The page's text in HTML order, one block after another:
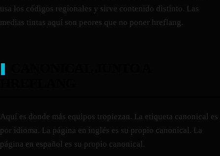
usa los códigos regionales y sirve contenido distinto. Las
medias tintas aquí son peores que no poner hreflang.
Aquí es donde más equipos tropiezan. La etiqueta canonical es
por idioma. La página en inglés es su propio canonical. La
página en español es su propio canonical.